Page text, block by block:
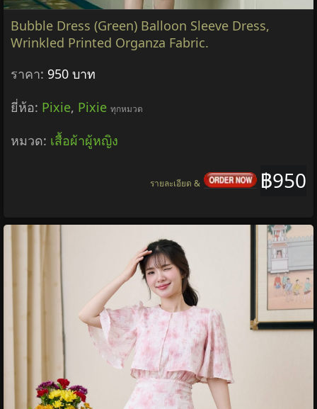
Bubble Dress (Green) Balloon Sleeve Dress,
Wrinkled Printed Organza Fabric.
ราคา: 950 บาท
ยี่ห้อ: Pixie, Pixie ทุกหมวด
หมวด: เสื้อผ้าผู้หญิง
฿950
รายละเอียด &